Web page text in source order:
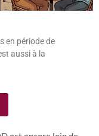
en période de
aussi à la